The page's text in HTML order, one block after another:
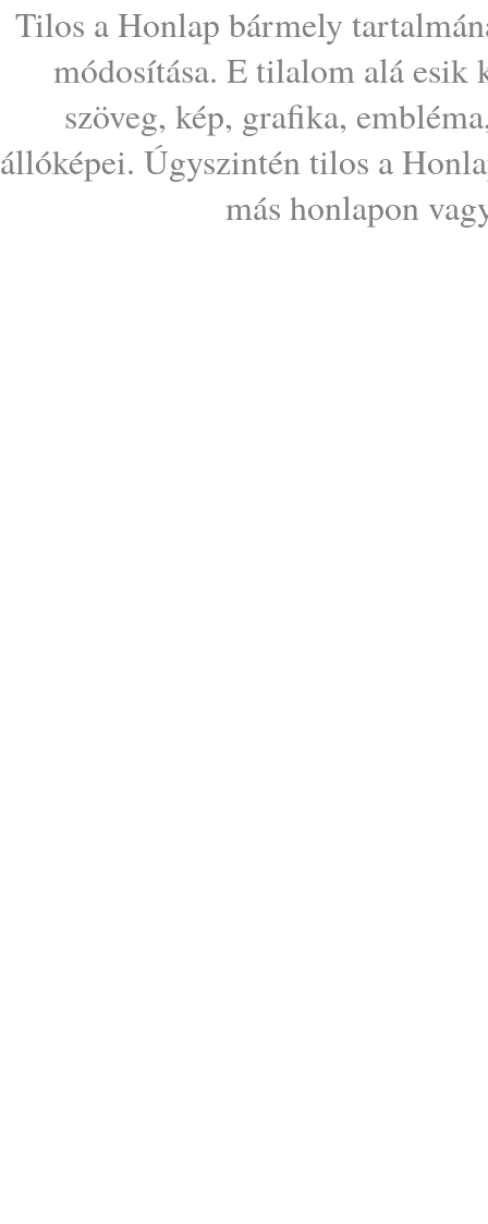
Tilos a Honlap bármely
módosítása. E tilalom alá esik
szöveg, kép, grafika,
állóképei. Úgyszintén tilos a
más honlapon